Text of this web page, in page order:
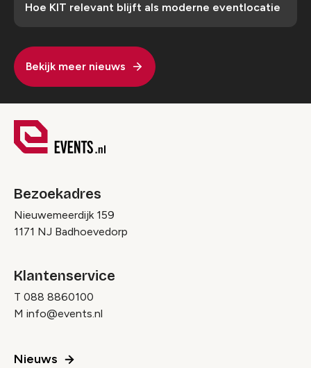
Hoe KIT relevant blijft als moderne eventlocatie
Bekijk meer nieuws
Bezoekadres
Nieuwemeerdijk 159
1171 NJ Badhoevedorp
Klantenservice
T 088 8860100
M info@events.nl
Nieuws